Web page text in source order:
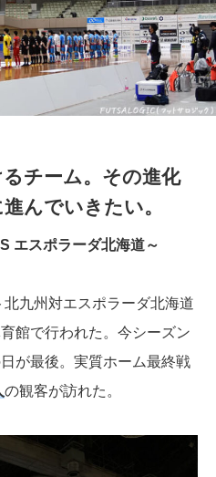
チーム。その進化
んでいきたい。
エスポラーダ北海道～
九州対エスポラーダ北海道
館で行われた。今シーズン
が最後。実質ホーム最終戦
の観客が訪れた。